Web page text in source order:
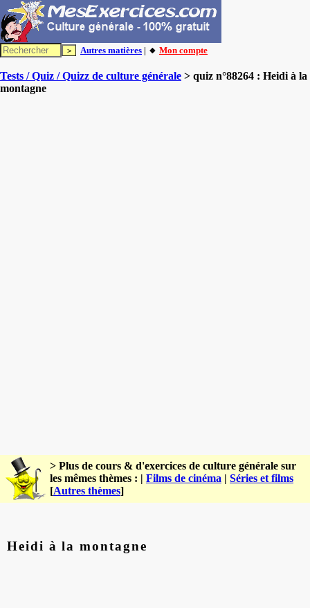
Autres matières | 🔸 Mon compte
Tests / Quiz / Quizz de culture générale > quiz n°88264 : Heidi à la
montagne
> Plus de cours & d'exercices de culture générale sur
les mêmes thèmes : | Films de cinéma | Séries et films
[Autres thèmes]
Heidi à la montagne